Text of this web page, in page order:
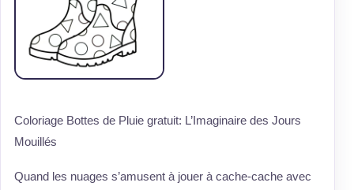
Coloriage Bottes de Pluie gratuit: L’Imaginaire des Jours
Mouillés
Quand les nuages s’amusent à jouer à cache-cache avec